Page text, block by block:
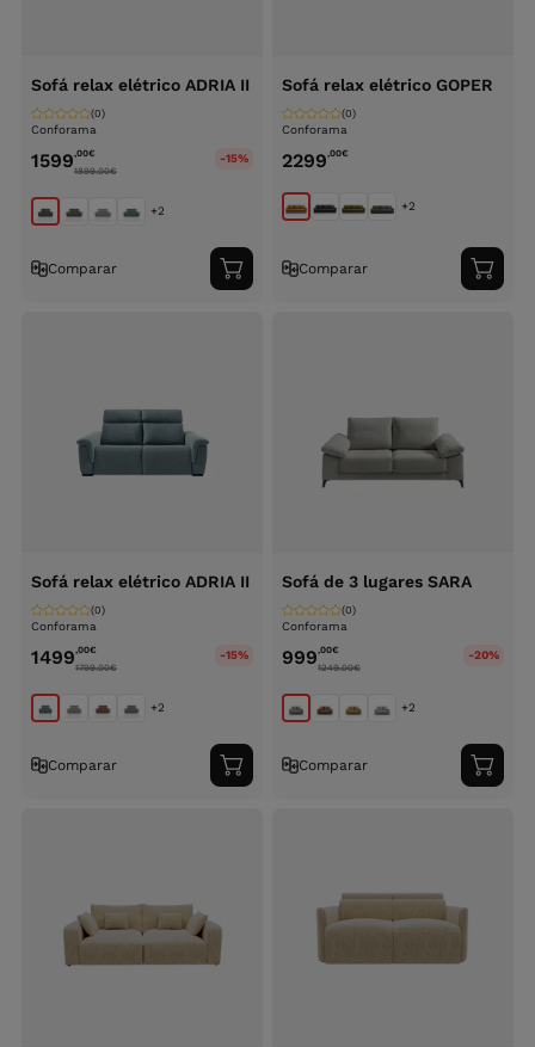
Sofá relax elétrico ADRIA II
Conforama
(0)
1599,00€
1899.00€
-15%
+2
Comparar
Adicionar
ao
Sofá relax elétrico GOPER
Conforama
(0)
2299,00€
+2
Comparar
ao
Sofá relax elétrico ADRIA II
Conforama
(0)
1499,00€
1799.00€
-15%
+2
Comparar
Adicionar
ao
Sofá de 3 lugares SARA
Conforama
(0)
999,00€
1249.00€
-20%
+2
Comparar
ao